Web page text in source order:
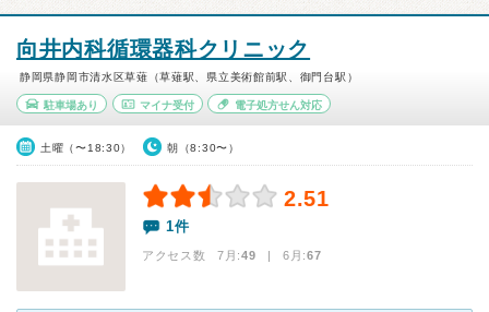
向井内科循環器科クリニック
静岡県静岡市清水区草薙（草薙駅、県立美術館前駅、御門台駅）
駐車場あり マイナ受付 電子処方せん対応
土曜（〜18:30） 朝（8:30〜）
2.51
1件
アクセス数 7月:49 | 6月:67